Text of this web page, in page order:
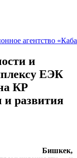
и
ЕЭК
КР
развития
Бишкек,